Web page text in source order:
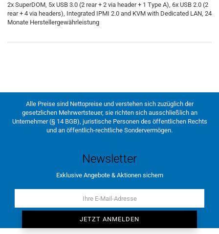
2x SuperDOM, 5x USB 3.0 (2 rear + 2 via header + 1 Type A), 6x USB 2.0 (2
rear + 4 via headers), Integrated IPMI 2.0 and KVM with Dedicated LAN, 24
Monate Herstellergewährleistung
Alle Preise sind Nettopreise und verstehen sich zuzüglich der
gesetzlichen Mehrwertsteuer, sie richten sich ausschließlich an
Unternehmer (§ 14 BGB), juristische Personen des öffentlichen Rechts
und an öffentlich-rechtliche Sondervermögen.
Newsletter
Exklusive Angebote & Aktionen sichern